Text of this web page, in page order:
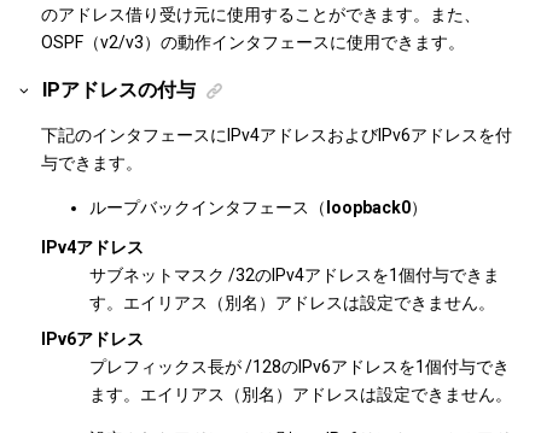
のアドレス借り受け元に使用することができます。
また、
OSPF（v2/v3）の動作インタフェースに使用できます。
IPアドレスの付与
下記のインタフェースにIPv4アドレスおよびIPv6アドレスを付
与できます。
ループバックインタフェース（ loopback0）
IPv4アドレス
サブネットマスク /32のIPv4アドレスを1個付与できま
す。エイリアス（別名）アドレスは設定できません。
IPv6アドレス
プレフィックス長が /128のIPv6アドレスを1個付与でき
ます。エイリアス（別名）アドレスは設定できません。